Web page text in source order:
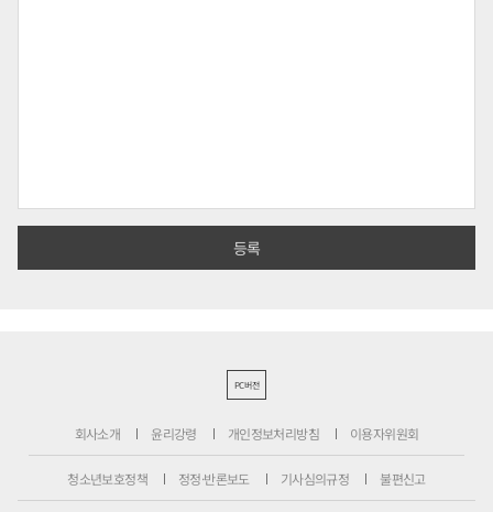
PC버전
회사소개 윤리강령 개인정보처리방침 이용자위원회
청소년보호정책 정정·반론보도 기사심의규정 불편신고